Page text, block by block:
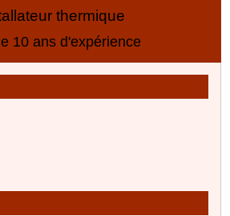
thermique
10 ans d'expérience